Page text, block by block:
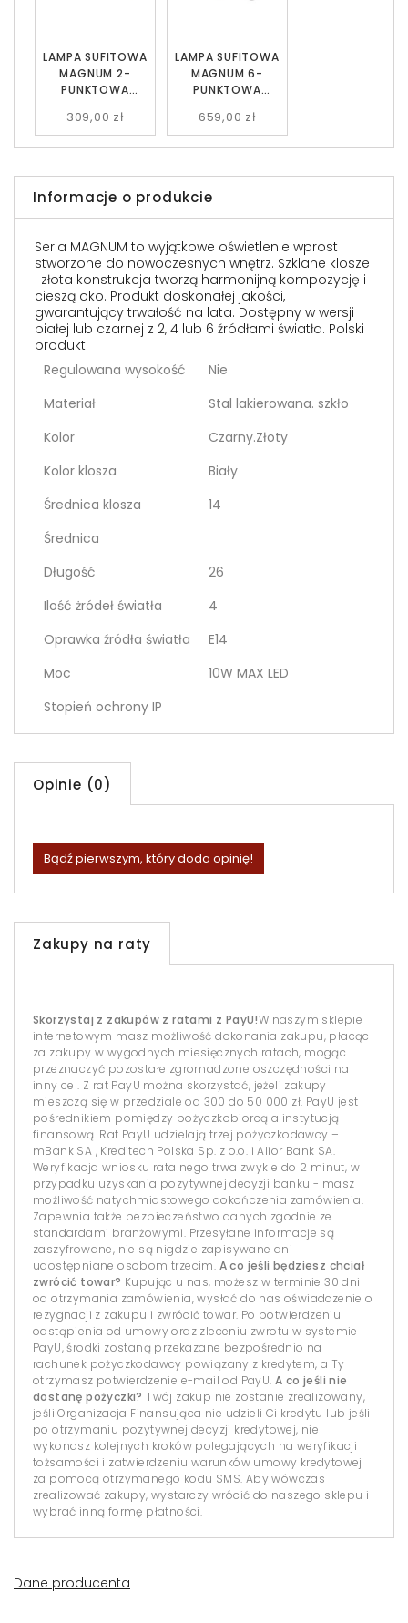
LAMPA SUFITOWA
MAGNUM 2-
PUNKTOWA
GRAFITOWA EMIBIG
309,00 zł
LAMPA SUFITOWA
MAGNUM 6-
PUNKTOWA
GRAFITOWA EMIBIG
659,00 zł
Informacje o produkcie
Seria MAGNUM to wyjątkowe oświetlenie wprost
stworzone do nowoczesnych wnętrz. Szklane klosze
i złota konstrukcja tworzą harmonijną kompozycję i
cieszą oko. Produkt doskonałej jakości,
gwarantujący trwałość na lata. Dostępny w wersji
białej lub czarnej z 2, 4 lub 6 źródłami światła. Polski
produkt.
Regulowana wysokość
Nie
Materiał
Stal lakierowana. szkło
Kolor
Czarny.Złoty
Kolor klosza
Biały
Średnica klosza
14
Średnica
Długość
26
Ilość żródeł światła
4
Oprawka źródła światła
E14
Moc
10W MAX LED
Stopień ochrony IP
Opinie (0)
Bądź pierwszym, który doda opinię!
Zakupy na raty
Skorzystaj z zakupów z ratami z PayU!W naszym sklepie
internetowym masz możliwość dokonania zakupu, płacąc
za zakupy w wygodnych miesięcznych ratach, mogąc
przeznaczyć pozostałe zgromadzone oszczędności na
inny cel. Z rat PayU można skorzystać, jeżeli zakupy
mieszczą się w przedziale od 300 do 50 000 zł. PayU jest
pośrednikiem pomiędzy pożyczkobiorcą a instytucją
finansową. Rat PayU udzielają trzej pożyczkodawcy –
mBank SA , Kreditech Polska Sp. z o.o. i Alior Bank SA.
Weryfikacja wniosku ratalnego trwa zwykle do 2 minut, w
przypadku uzyskania pozytywnej decyzji banku - masz
możliwość natychmiastowego dokończenia zamówienia.
Zapewnia także bezpieczeństwo danych zgodnie ze
standardami branżowymi. Przesyłane informacje są
zaszyfrowane, nie są nigdzie zapisywane ani
udostępniane osobom trzecim. A co jeśli będziesz chciał
zwrócić towar? Kupując u nas, możesz w terminie 30 dni
od otrzymania zamówienia, wysłać do nas oświadczenie o
rezygnacji z zakupu i zwrócić towar. Po potwierdzeniu
odstąpienia od umowy oraz zleceniu zwrotu w systemie
PayU, środki zostaną przekazane bezpośrednio na
rachunek pożyczkodawcy powiązany z kredytem, a Ty
otrzymasz potwierdzenie e-mail od PayU. A co jeśli nie
dostanę pożyczki? Twój zakup nie zostanie zrealizowany,
jeśli Organizacja Finansująca nie udzieli Ci kredytu lub jeśli
po otrzymaniu pozytywnej decyzji kredytowej, nie
wykonasz kolejnych kroków polegających na weryfikacji
tożsamości i zatwierdzeniu warunków umowy kredytowej
za pomocą otrzymanego kodu SMS. Aby wówczas
zrealizować zakupy, wystarczy wrócić do naszego sklepu i
wybrać inną formę płatności.
Dane producenta